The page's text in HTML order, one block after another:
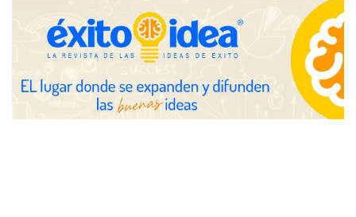
avanzadas para trading estratégico
COMPALISS de LYSOTRIC: cuando un solo producto multiplica
las posibilidades del salón profesional